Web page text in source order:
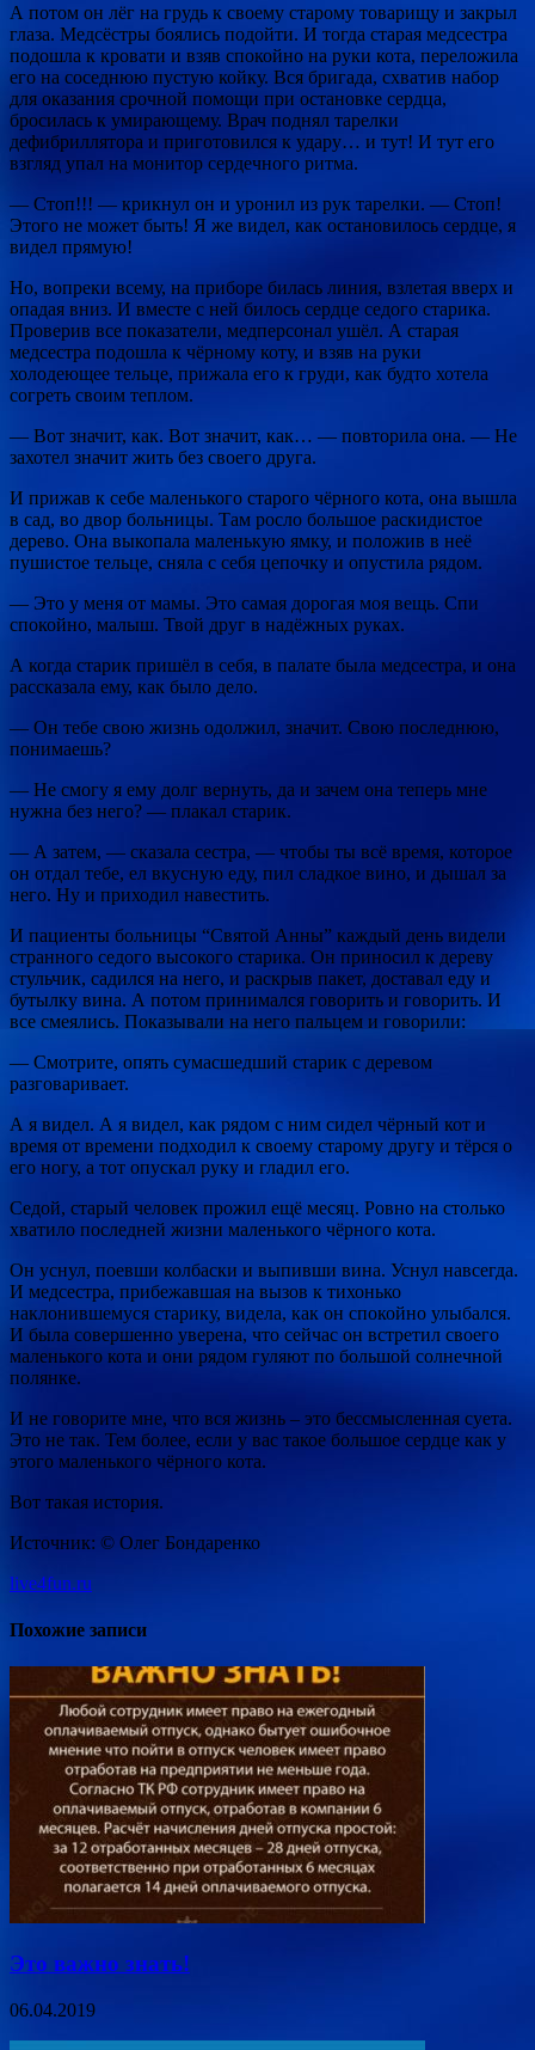
А потом он лёг на грудь к своему старому товарищу и закрыл
глаза. Медсёстры боялись подойти. И тогда старая медсестра
подошла к кровати и взяв спокойно на руки кота, переложила
его на соседнюю пустую койку. Вся бригада, схватив набор
для оказания срочной помощи при остановке сердца,
бросилась к умирающему. Врач поднял тарелки
дефибриллятора и приготовился к удару… и тут! И тут его
взгляд упал на монитор сердечного ритма.
— Стоп!!! — крикнул он и уронил из рук тарелки. — Стоп!
Этого не может быть! Я же видел, как остановилось сердце, я
видел прямую!
Но, вопреки всему, на приборе билась линия, взлетая вверх и
опадая вниз. И вместе с ней билось сердце седого старика.
Проверив все показатели, медперсонал ушёл. А старая
медсестра подошла к чёрному коту, и взяв на руки
холодеющее тельце, прижала его к груди, как будто хотела
согреть своим теплом.
— Вот значит, как. Вот значит, как… — повторила она. — Не
захотел значит жить без своего друга.
И прижав к себе маленького старого чёрного кота, она вышла
в сад, во двор больницы. Там росло большое раскидистое
дерево. Она выкопала маленькую ямку, и положив в неё
пушистое тельце, сняла с себя цепочку и опустила рядом.
— Это у меня от мамы. Это самая дорогая моя вещь. Спи
спокойно, малыш. Твой друг в надёжных руках.
А когда старик пришёл в себя, в палате была медсестра, и она
рассказала ему, как было дело.
— Он тебе свою жизнь одолжил, значит. Свою последнюю,
понимаешь?
— Не смогу я ему долг вернуть, да и зачем она теперь мне
нужна без него? — плакал старик.
— А затем, — сказала сестра, — чтобы ты всё время, которое
он отдал тебе, ел вкусную еду, пил сладкое вино, и дышал за
него. Ну и приходил навестить.
И пациенты больницы “Святой Анны” каждый день видели
странного седого высокого старика. Он приносил к дереву
стульчик, садился на него, и раскрыв пакет, доставал еду и
бутылку вина. А потом принимался говорить и говорить. И
все смеялись. Показывали на него пальцем и говорили:
— Смотрите, опять сумасшедший старик с деревом
разговаривает.
А я видел. А я видел, как рядом с ним сидел чёрный кот и
время от времени подходил к своему старому другу и тёрся о
его ногу, а тот опускал руку и гладил его.
Седой, старый человек прожил ещё месяц. Ровно на столько
хватило последней жизни маленького чёрного кота.
Он уснул, поевши колбаски и выпивши вина. Уснул навсегда.
И медсестра, прибежавшая на вызов к тихонько
наклонившемуся старику, видела, как он спокойно улыбался.
И была совершенно уверена, что сейчас он встретил своего
маленького кота и они рядом гуляют по большой солнечной
полянке.
И не говорите мне, что вся жизнь – это бессмысленная суета.
Это не так. Тем более, если у вас такое большое сердце как у
этого маленького чёрного кота.
Вот такая история.
Источник: © Олег Бондаренко
live4fun.ru
Похожие записи
Это важно знать!
06.04.2019